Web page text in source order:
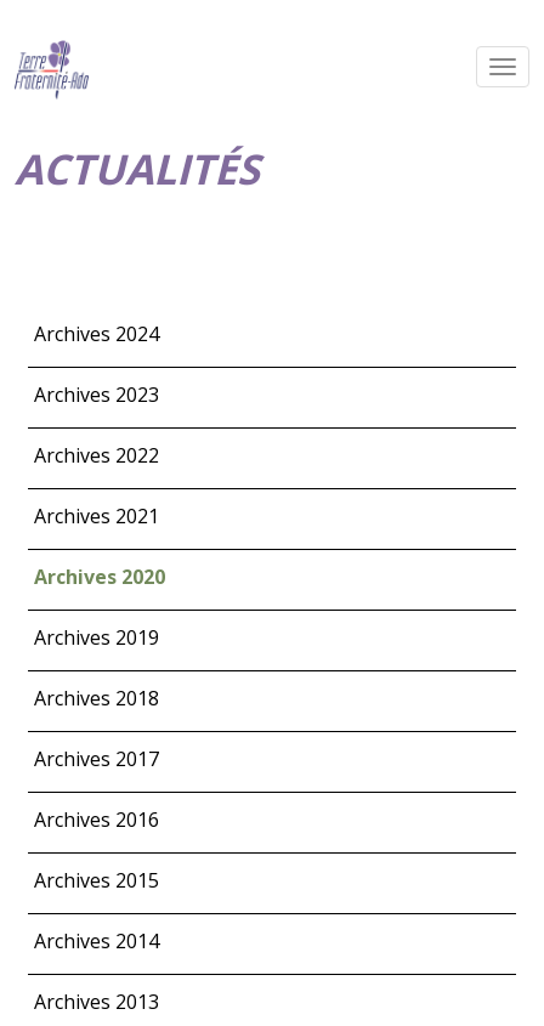
ACTUALITÉS
Archives 2024
Archives 2023
Archives 2022
Archives 2021
Archives 2020
Archives 2019
Archives 2018
Archives 2017
Archives 2016
Archives 2015
Archives 2014
Archives 2013